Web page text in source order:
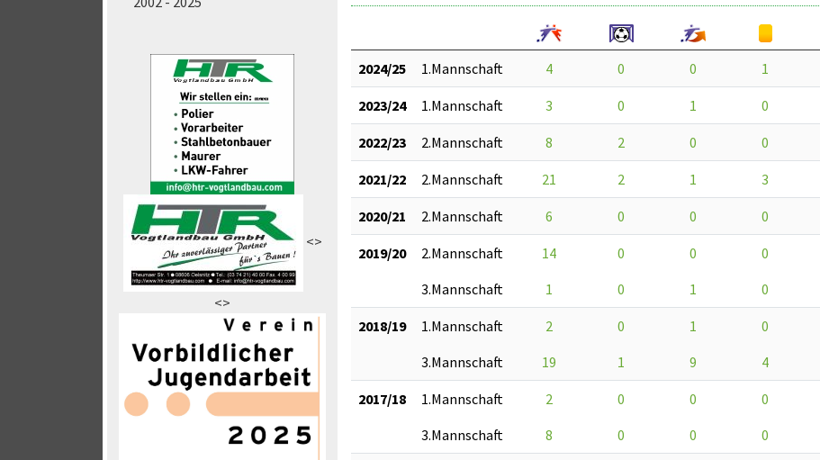
<>
<>
2024/25 1.Mannschaft 4 0 0 1
2023/24 1.Mannschaft 3 0 1 0
2022/23 2.Mannschaft 8 2 0 0
2021/22 2.Mannschaft 21 2 1 3
2020/21 2.Mannschaft 6 0 0 0
2019/20 2.Mannschaft 14 0 0 0
3.Mannschaft
1 0 1 0
2018/19 1.Mannschaft 2 0 1 0
3.Mannschaft
19 1 9 4
2017/18 1.Mannschaft 2 0 0 0
3.Mannschaft
8 0 0 0